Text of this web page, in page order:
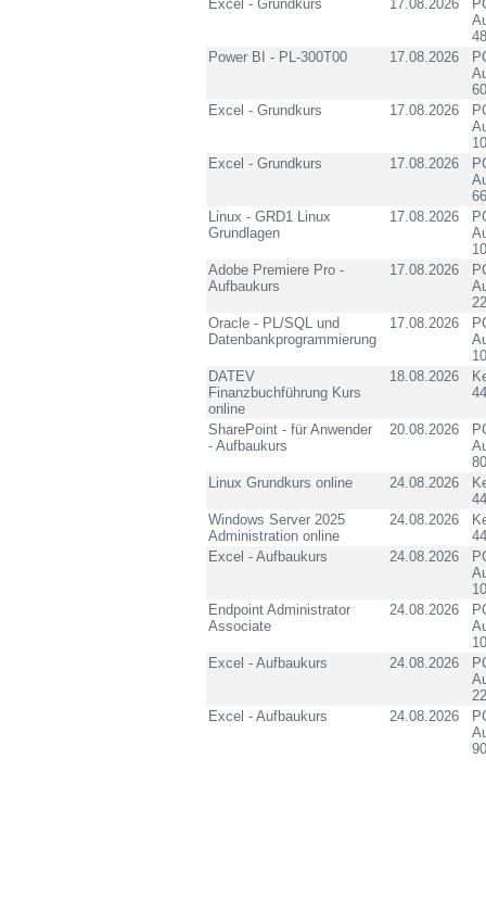
Excel - Grundkurs
17.08.2026
Power BI - PL-300T00
17.08.2026
Excel - Grundkurs
17.08.2026
Excel - Grundkurs
17.08.2026
Linux - GRD1 Linux
Grundlagen
17.08.2026
Adobe Premiere Pro -
Aufbaukurs
17.08.2026
Oracle - PL/SQL und
Datenbankprogrammierung
17.08.2026
DATEV
Finanzbuchführung Kurs
online
18.08.2026
SharePoint - für Anwender
- Aufbaukurs
20.08.2026
Linux Grundkurs online
24.08.2026
Windows Server 2025
Administration online
24.08.2026
Excel - Aufbaukurs
24.08.2026
Endpoint Administrator
Associate
24.08.2026
Excel - Aufbaukurs
24.08.2026
Excel - Aufbaukurs
24.08.2026